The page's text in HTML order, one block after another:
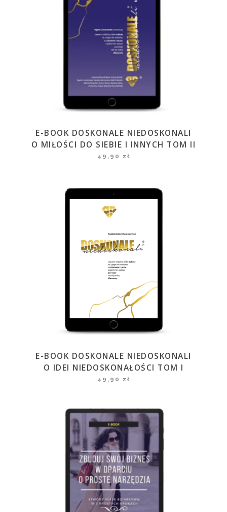
E-BOOK DOSKONALE NIEDOSKONALI
O MIŁOŚCI DO SIEBIE I INNYCH TOM II
49,90 zł
E-BOOK DOSKONALE NIEDOSKONALI
O IDEI NIEDOSKONAŁOŚCI TOM I
49,90 zł